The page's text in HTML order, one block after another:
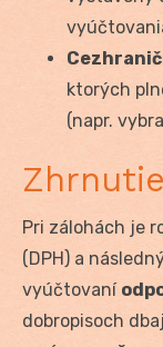
ktorých
(napr.
Zhrnutie
Pri zálohách je
(DPH) a
vyúčtovaní
dobropisoch